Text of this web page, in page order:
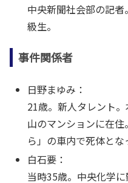
中央新聞社会部の記
級生。
事件関係者
日野まゆみ：
21歳。新人タレント
山のマンションに在
ら」の車内で死体とな
白石要：
当時35歳。中央化学